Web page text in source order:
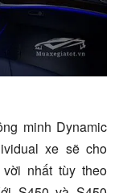
minh Dynamic
xe sẽ cho
nhất tùy theo